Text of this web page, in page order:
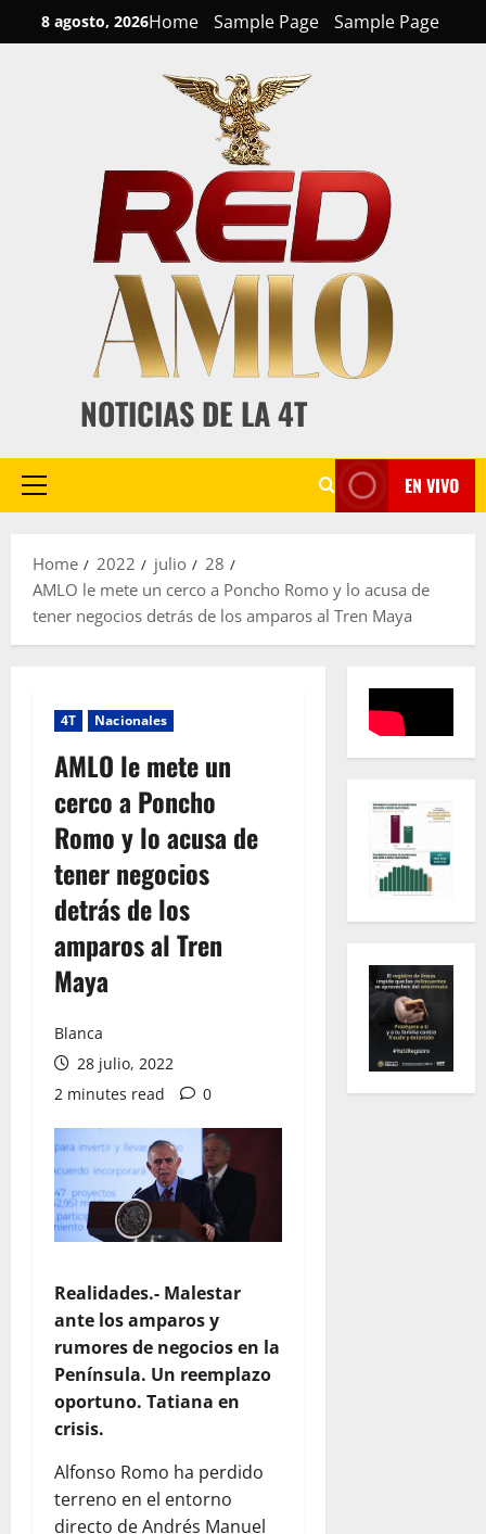
to
8 agosto, 2026Home Sample Page Sample Page
NOTICIAS DE LA 4T
Primary
EN VIVO
Home 2022 julio
28
AMLO le mete un cerco a Poncho Romo y lo acusa de
tener negocios detrás de los amparos al Tren Maya
4T Nacionales
AMLO le mete un
cerco a Poncho
Romo y lo acusa de
tener negocios
detrás de los
amparos al Tren
Maya
Blanca
28 julio, 2022
2 minutes read
0
Realidades.- Malestar
ante los amparos y
rumores de negocios en la
Península. Un reemplazo
oportuno. Tatiana en
crisis.
Alfonso Romo ha perdido
terreno en el entorno
directo de Andrés Manuel